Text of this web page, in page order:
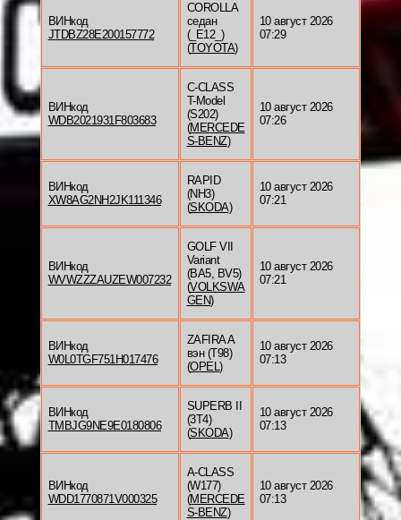
ВИНкод
JTDBZ28E200157772
COROLLA
седан
(_E12_)
(TOYOTA)
10 август 2026
07:29
ВИНкод
WDB2021931F803683
C-CLASS
T-Model
(S202)
(MERCEDE
S-BENZ)
10 август 2026
07:26
ВИНкод
XW8AG2NH2JK111346
RAPID
(NH3)
(SKODA)
10 август 2026
07:21
ВИНкод
WVWZZZAUZEW007232
GOLF VII
Variant
(BA5, BV5)
(VOLKSWA
GEN)
10 август 2026
07:21
ВИНкод
W0L0TGF751H017476
ZAFIRA A
вэн (T98)
(OPEL)
10 август 2026
07:13
ВИНкод
TMBJG9NE9E0180806
SUPERB II
(3T4)
(SKODA)
10 август 2026
07:13
ВИНкод
WDD1770871V000325
A-CLASS
(W177)
(MERCEDE
S-BENZ)
10 август 2026
07:13